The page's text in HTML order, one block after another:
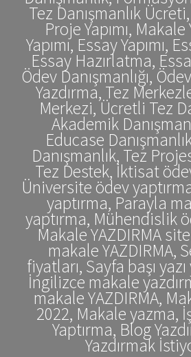
Tez Danışmanlık Ücreti,
Proje Yapımı, Makale
Yapımı, Essay Yapımı,
Essay Hazırlatma,
Ödev Danışmanlığı,
Yazdırma, Tez
Merkezi, Ücretli Tez
Akademik
Educase
Danışmanlık, Tez
Tez Destek, İktisat
Üniversite ödev
yaptırma, Parayla
yaptırma, Mühendislik
Makale YAZDIRMA
makale YAZDIRMA,
fiyatları, Sayfa başı
İngilizce makale
makale YAZDIRMA,
2022, Makale yazma,
Yaptırma, Blog
Yazdırmak